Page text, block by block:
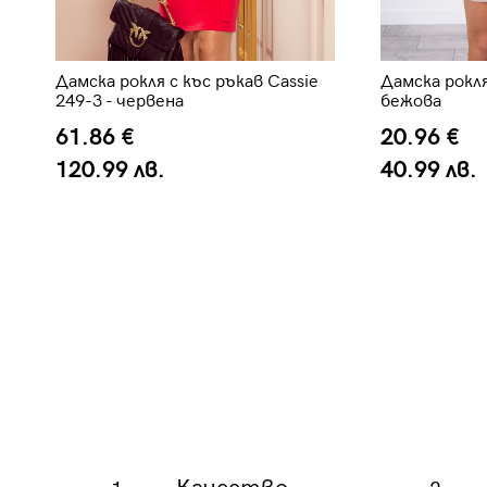
Дамска рокля с къс ръкав Cassie
249-3 - червена
61.86 €
120.99 лв.
Дамска
бежова
20.96 €
40.99 лв.